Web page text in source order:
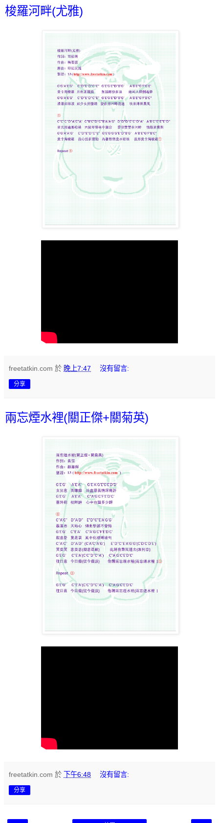
梭羅河畔(尤雅)
freetatkin.com 於 晚上7:47 沒有留言:
分享
兩忘煙水裡(關正傑+關菊英)
freetatkin.com 於 下午6:48 沒有留言:
分享